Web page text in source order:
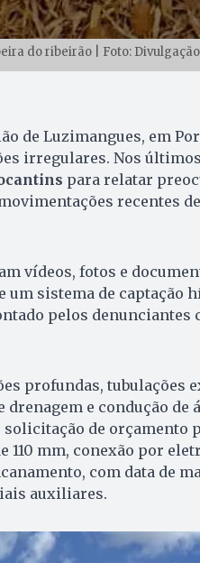
do ribeirão | Foto: Divulgação
de Luzimangues, em
irregulares. Nos
para relatar
recentes
vídeos, fotos e
um sistema de captação
pelos denunciantes
profundas, tubulações
drenagem e condução de
de orçamento
110 mm, conexão por
com data de
auxiliares.